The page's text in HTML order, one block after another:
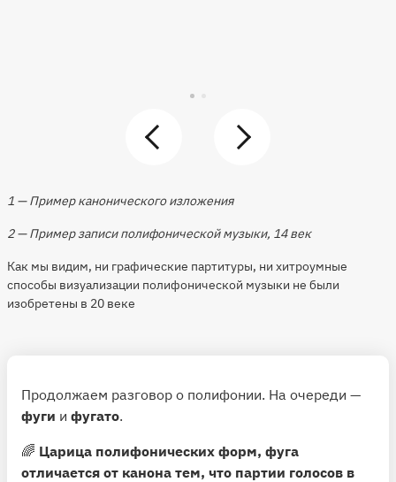
1 — Пример канонического изложения
2 — Пример записи полифонической музыки, 14 век
Как мы видим, ни графические партитуры, ни хитроумные
способы визуализации полифонической музыки не были
изобретены в 20 веке
Продолжаем разговор о полифонии. На очереди —
фуги и фугато.
🌈 Царица полифонических форм, фуга
отличается от канона тем, что партии голосов в